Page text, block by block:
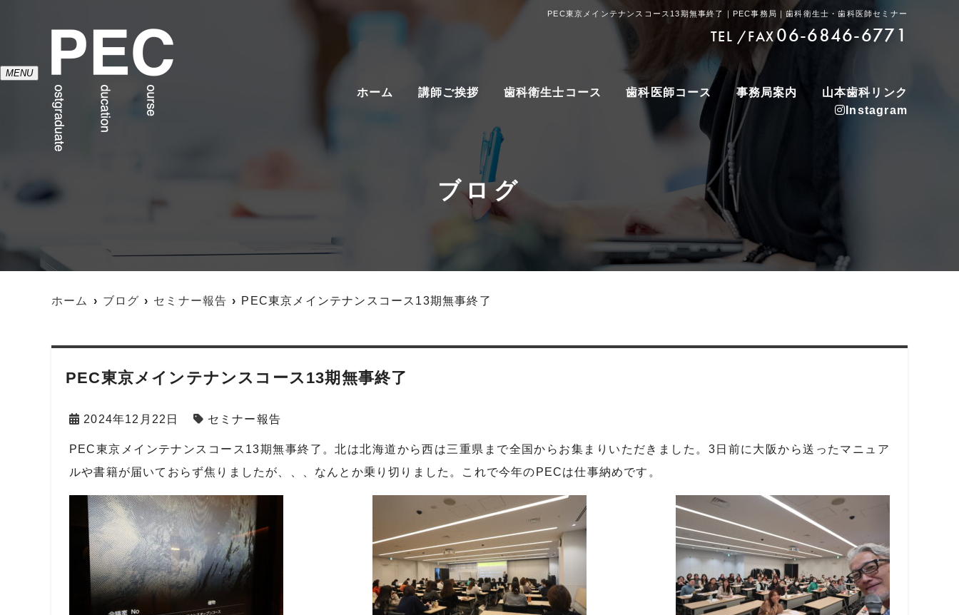
PEC東京メインテナンスコース13期無事終了｜PEC事務局｜歯科衛生士・歯科医師セミナー
TEL /FAX06-6846-6771
MENU
ホーム 講師ご挨拶 歯科衛生士コース 歯科医師コース 事務局案内
山本歯科リンク
Instagram
ブログ
ホーム ブログ セミナー報告 PEC東京メインテナンスコース13期無事終了
PEC東京メインテナンスコース13期無事終了
2024年12月22日 セミナー報告
PEC東京メインテナンスコース13期無事終了。北は北海道から西は三重県まで全国からお集まりいただきました。3日前に大阪から送ったマニュア
ルや書籍が届いておらず焦りましたが、、、なんとか乗り切りました。これで今年のPECは仕事納めです。